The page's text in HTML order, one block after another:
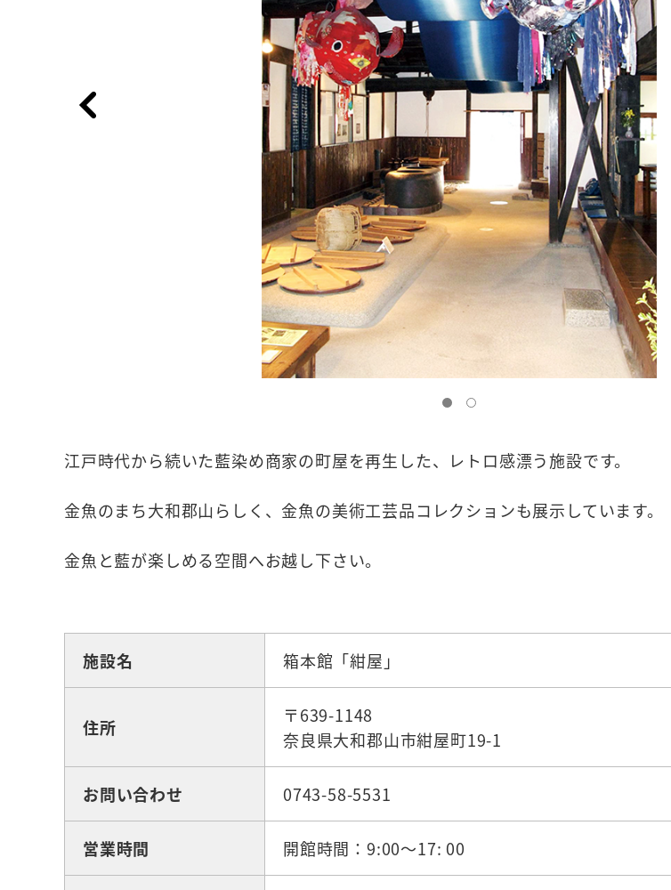
江戸時代から続いた藍染め商家の町屋を再生した、レトロ感漂う施設です。
金魚のまち大和郡山らしく、金魚の美術工芸品コレクションも展示しています。
金魚と藍が楽しめる空間へお越し下さい。
施設名 箱本館「紺屋」
住所
〒639-1148
奈良県大和郡山市紺屋町19-1
お問い合わせ 0743-58-5531
営業時間 開館時間：9:00～17: 00